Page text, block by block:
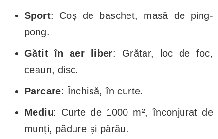
Sport: Coș de baschet, masă de ping-
pong.
Gătit în aer liber: Grătar, loc de foc,
ceaun, disc.
Parcare: Închisă, în curte.
Mediu: Curte de 1000 m², înconjurat de
munți, pădure și pârâu.